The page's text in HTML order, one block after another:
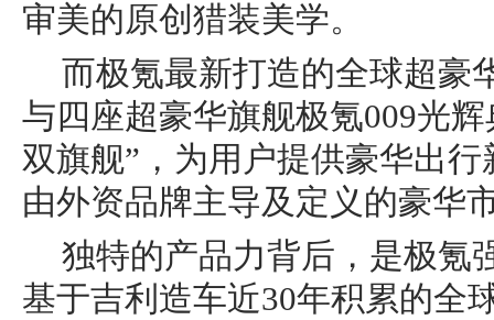
审美的原创猎装美学。
而极氪最新打造的全球超豪
与四座超豪华旗舰极氪009光
双旗舰”，为用户提供豪华出
由外资品牌主导及定义的豪华
独特的产品力背后，是极氪
基于吉利造车近30年积累的全